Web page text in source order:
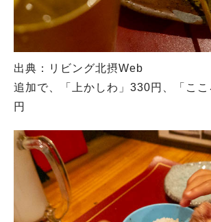
出典：リビング北摂Web
追加で、「上かしわ」330円、「こ
円